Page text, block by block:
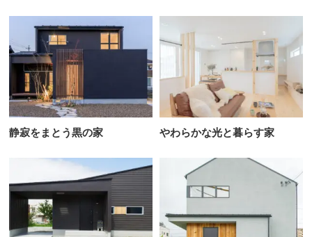
静寂をまとう黒の家 やわらかな光と暮らす家